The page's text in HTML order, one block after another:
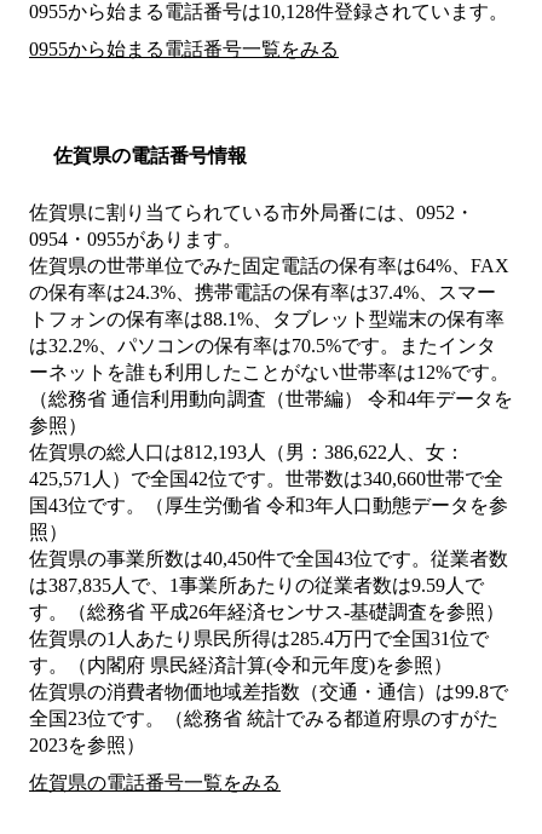
0955から始まる電話番号は10,128件登録されています。
0955から始まる電話番号一覧をみる
佐賀県の電話番号情報
佐賀県に割り当てられている市外局番には、0952・
0954・0955があります。
佐賀県の世帯単位でみた固定電話の保有率は64%、FAX
の保有率は24.3%、携帯電話の保有率は37.4%、スマー
トフォンの保有率は88.1%、タブレット型端末の保有率
は32.2%、パソコンの保有率は70.5%です。またインタ
ーネットを誰も利用したことがない世帯率は12%です。
（総務省 通信利用動向調査（世帯編） 令和4年データを
参照）
佐賀県の総人口は812,193人（男：386,622人、女：
425,571人）で全国42位です。世帯数は340,660世帯で全
国43位です。（厚生労働省 令和3年人口動態データを参
照）
佐賀県の事業所数は40,450件で全国43位です。従業者数
は387,835人で、1事業所あたりの従業者数は9.59人で
す。（総務省 平成26年経済センサス‐基礎調査を参照）
佐賀県の1人あたり県民所得は285.4万円で全国31位で
す。（内閣府 県民経済計算(令和元年度)を参照）
佐賀県の消費者物価地域差指数（交通・通信）は99.8で
全国23位です。（総務省 統計でみる都道府県のすがた
2023を参照）
佐賀県の電話番号一覧をみる